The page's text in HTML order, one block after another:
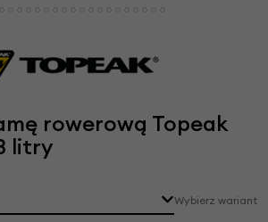
rowerową Topeak
litry
Wybierz wariant